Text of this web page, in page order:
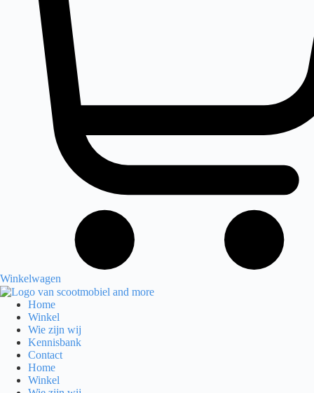
Winkelwagen
Home
Winkel
Wie zijn wij
Kennisbank
Contact
Home
Winkel